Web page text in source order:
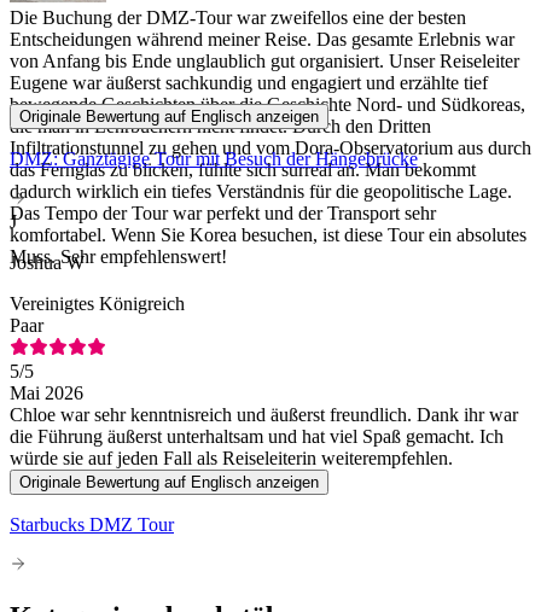
Die Buchung der DMZ-Tour war zweifellos eine der besten
Entscheidungen während meiner Reise. Das gesamte Erlebnis war
von Anfang bis Ende unglaublich gut organisiert. Unser Reiseleiter
Eugene war äußerst sachkundig und engagiert und erzählte tief
bewegende Geschichten über die Geschichte Nord- und Südkoreas,
die man in Lehrbüchern nicht findet. Durch den Dritten
Infiltrationstunnel zu gehen und vom Dora-Observatorium aus durch
das Fernglas zu blicken, fühlte sich surreal an. Man bekommt
dadurch wirklich ein tiefes Verständnis für die geopolitische Lage.
Das Tempo der Tour war perfekt und der Transport sehr
komfortabel. Wenn Sie Korea besuchen, ist diese Tour ein absolutes
Muss. Sehr empfehlenswert!
Originale Bewertung auf Englisch anzeigen
DMZ: Ganztägige Tour mit Besuch der Hängebrücke
J
Joshua W
Vereinigtes Königreich
Paar
5/5
Mai 2026
Chloe war sehr kenntnisreich und äußerst freundlich. Dank ihr war
die Führung äußerst unterhaltsam und hat viel Spaß gemacht. Ich
würde sie auf jeden Fall als Reiseleiterin weiterempfehlen.
Originale Bewertung auf Englisch anzeigen
Starbucks DMZ Tour